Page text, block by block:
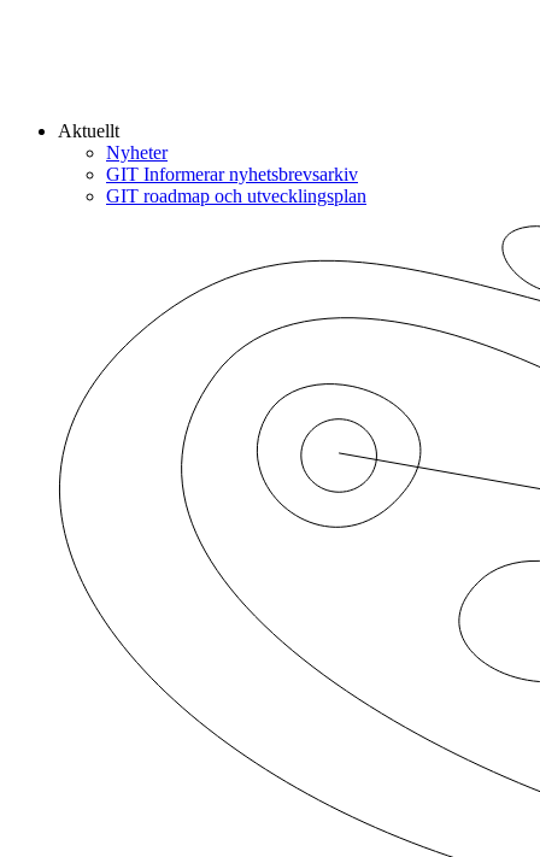
Aktuellt
Nyheter
GIT Informerar nyhetsbrevsarkiv
GIT roadmap och utvecklingsplan